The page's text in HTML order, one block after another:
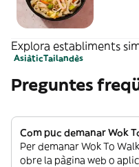
Explora establiments
AsiàticTailandès
Preguntes
Com puc demanar Wok
Per demanar Wok To
obre la pàgina web o